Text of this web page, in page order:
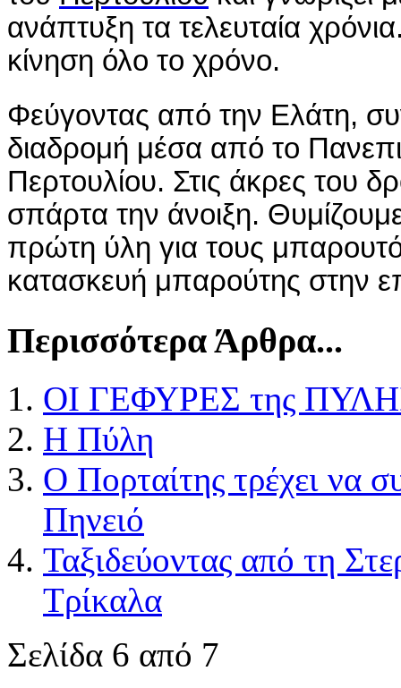
ανάπτυξη τα τελευταία
κίνηση όλο το χρόνο.
Φεύγοντας από την Ελάτη,
διαδρομή μέσα από το
Περτουλίου. Στις άκρες του
σπάρτα την άνοιξη.
πρώτη ύλη για τους
κατασκευή μπαρούτης στην
Περισσότερα Άρθρα...
ΟΙ ΓΕΦΥΡΕΣ της
Η Πύλη
Ο Πορταίτης τρέχει να
Πηνειό
Ταξιδεύοντας από τη
Τρίκαλα
Σελίδα 6 από 7